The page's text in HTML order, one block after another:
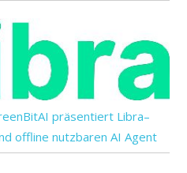
präsentiert Libra–
offline nutzbaren AI Agent